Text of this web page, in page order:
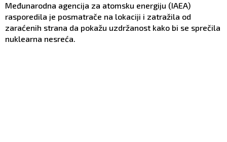
Međunarodna agencija za atomsku energiju (IAEA)
rasporedila je posmatrače na lokaciji i zatražila od
zaraćenih strana da pokažu uzdržanost kako bi se sprečila
nuklearna nesreća.